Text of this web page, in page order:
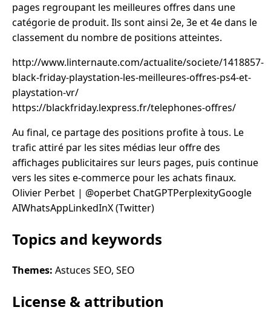
pages regroupant les meilleures offres dans une
catégorie de produit. Ils sont ainsi 2e, 3e et 4e dans le
classement du nombre de positions atteintes.
http://www.linternaute.com/actualite/societe/1418857-
black-friday-playstation-les-meilleures-offres-ps4-et-
playstation-vr/
https://blackfriday.lexpress.fr/telephones-offres/
Au final, ce partage des positions profite à tous. Le
trafic attiré par les sites médias leur offre des
affichages publicitaires sur leurs pages, puis continue
vers les sites e-commerce pour les achats finaux.
Olivier Perbet | @operbet ChatGPTPerplexityGoogle
AIWhatsAppLinkedInX (Twitter)
Topics and keywords
Themes: Astuces SEO, SEO
License & attribution